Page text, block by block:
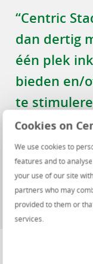
Cookies on
We use cookies to
features and to
your use of our site
partners who may
provided to them or
services.
“Centric
dan dertig
één plek
bieden en/
te
nog